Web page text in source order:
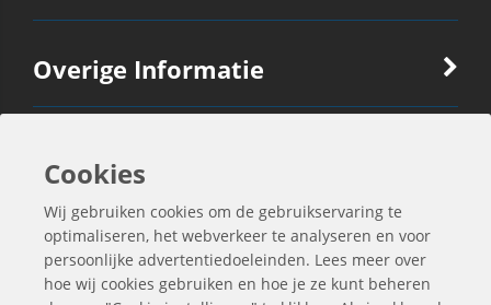
Overige Informatie
Ook Interessant
Contactgegevens
Cookies
Wij gebruiken cookies om de gebruikservaring te
optimaliseren, het webverkeer te analyseren en voor
persoonlijke advertentiedoeleinden. Lees meer over
hoe wij cookies gebruiken en hoe je ze kunt beheren